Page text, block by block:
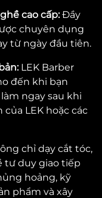
cao cấp:Đầy
chuyên dụng
từ ngày đầu tiên.
LEK Barber
đến khi bạn
ngay sau khi
LEK hoặc các
chỉ dạy cắt tóc,
tư duy giao tiếp
hoảng, kỹ
phẩm và xây